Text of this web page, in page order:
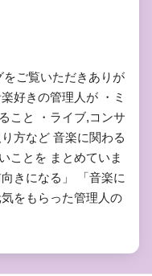
ご覧いただきありが
好きの管理人が ・ミ
こと ・ライブ,コンサ
方など 音楽に関わる
ことを まとめていま
きになる」 「音楽に
をもらった管理人の